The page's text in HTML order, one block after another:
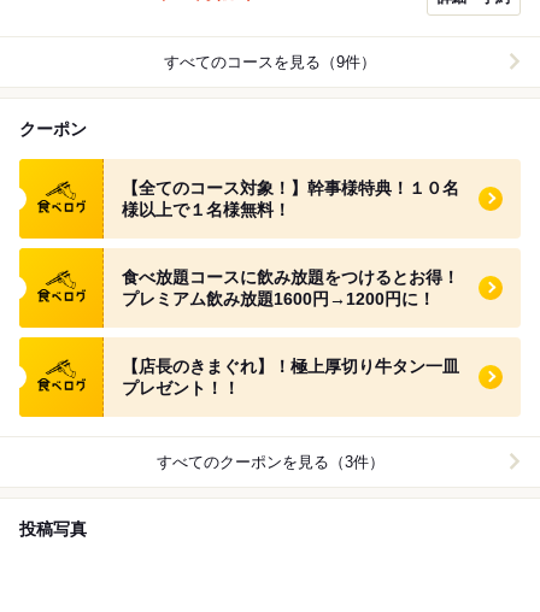
すべてのコースを見る（9件）
クーポン
食べログ クーポン
【全てのコース対象！】幹事様特典！１０名
様以上で１名様無料！
食べログ クーポン
食べ放題コースに飲み放題をつけるとお得！
プレミアム飲み放題1600円→1200円に！
食べログ クーポン
【店長のきまぐれ】！極上厚切り牛タン一皿
プレゼント！！
すべてのクーポンを見る（3件）
投稿写真